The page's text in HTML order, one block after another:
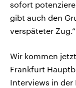
sofort
gibt auch den
verspäteter Zug.“
Wir kommen
Frankfurt
Interviews in der